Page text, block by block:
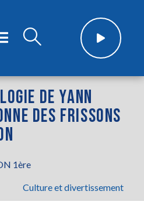
DE YANN
DES FRISSONS
1ère
Culture et divertissement